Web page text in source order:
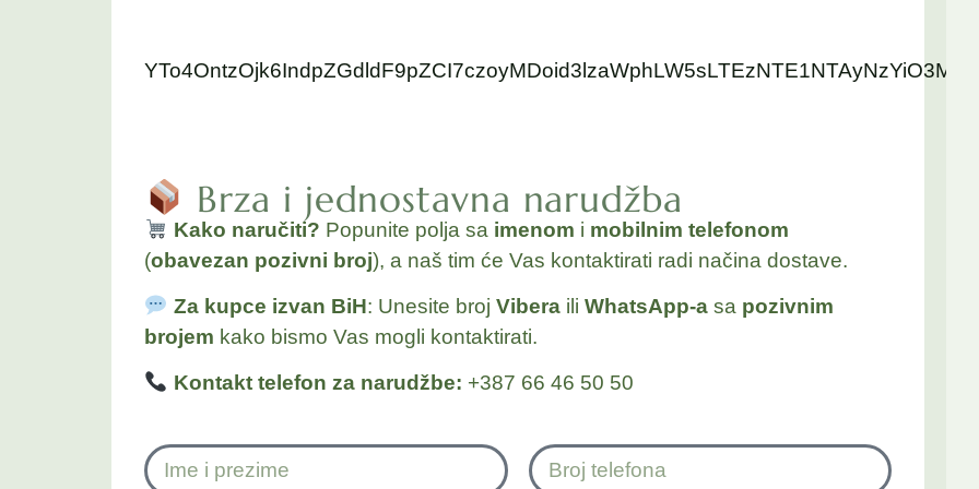
Brza i jednostavna narudžba
Kako naručiti? Popunite polja sa imenom i mobilnim telefonom
(obavezan pozivni broj), a naš tim će Vas kontaktirati radi načina dostave.
Za kupce izvan BiH: Unesite broj Viberaili WhatsApp-asa pozivnim
brojem kako bismo Vas mogli kontaktirati.
Kontakt telefon za narudžbe: +387 66 46 50 50